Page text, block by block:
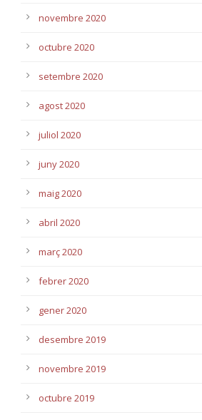
novembre 2020
octubre 2020
setembre 2020
agost 2020
juliol 2020
juny 2020
maig 2020
abril 2020
març 2020
febrer 2020
gener 2020
desembre 2019
novembre 2019
octubre 2019